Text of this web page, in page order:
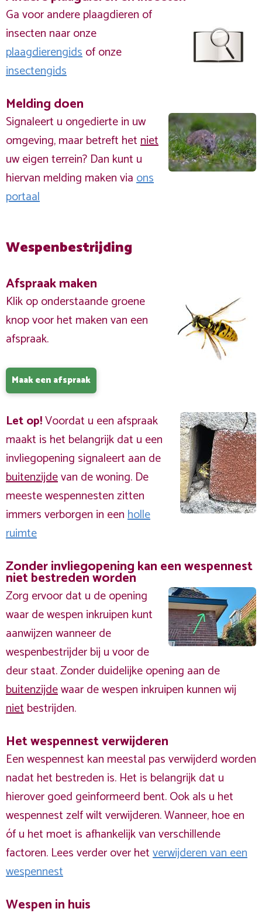
Ga voor andere plaagdieren of
insecten naar onze
plaagdierengidsof onze
insectengids
Melding doen
Signaleert u ongedierte in uw
omgeving, maar betreft hetniet
uw eigen terrein? Dan kunt u
hiervan melding maken viaons
portaal
Wespenbestrijding
Afspraak maken
Klik op onderstaande groene
knop voor het maken van een
afspraak.
Maak een afspraak
Let op!Voordat u een afspraak
maakt is het belangrijk dat u een
invliegopening signaleert aan de
buitenzijdevan de woning. De
meeste wespennesten zitten
immers verborgen in eenholle
ruimte
Zonder invliegopening kan een wespennest
niet bestreden worden
Zorg ervoor dat u de opening
waar de wespen inkruipen kunt
aanwijzen wanneer de
wespenbestrijder bij u voor de
deur staat. Zonder duidelijke opening aan de
buitenzijdewaar de wespen inkruipen kunnen wij
nietbestrijden.
Het wespennest verwijderen
Een wespennest kan meestal pas verwijderd worden
nadat het bestreden is. Het is belangrijk dat u
hierover goed geinformeerd bent. Ook als u het
wespennest zelf wilt verwijderen. Wanneer, hoe en
óf u het moet is afhankelijk van verschillende
factoren. Lees verder over hetverwijderen van een
wespennest
Wespen in huis